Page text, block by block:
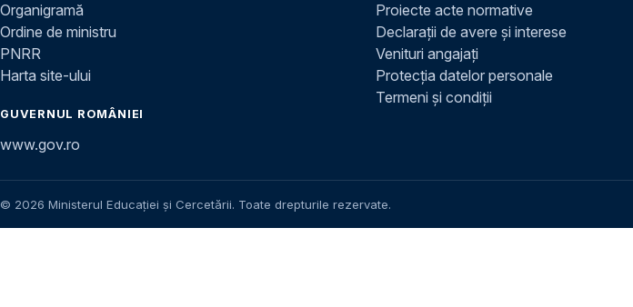
Organigramă
Ordine de ministru
PNRR
Harta site-ului
GUVERNUL ROMÂNIEI
www.gov.ro
Proiecte acte normative
Declarații de avere și interese
Venituri angajați
Protecția datelor personale
Termeni și condiții
© 2026 Ministerul Educației și Cercetării. Toate drepturile rezervate.